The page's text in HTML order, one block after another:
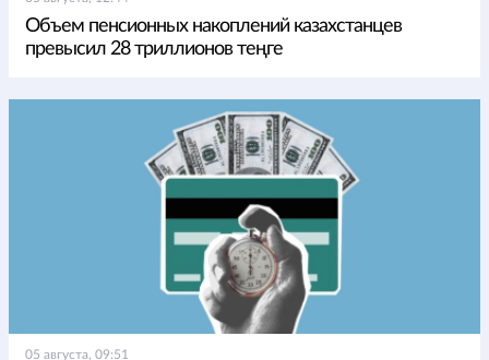
Объем пенсионных накоплений казахстанцев
превысил 28 триллионов теңге
05 августа, 09:51